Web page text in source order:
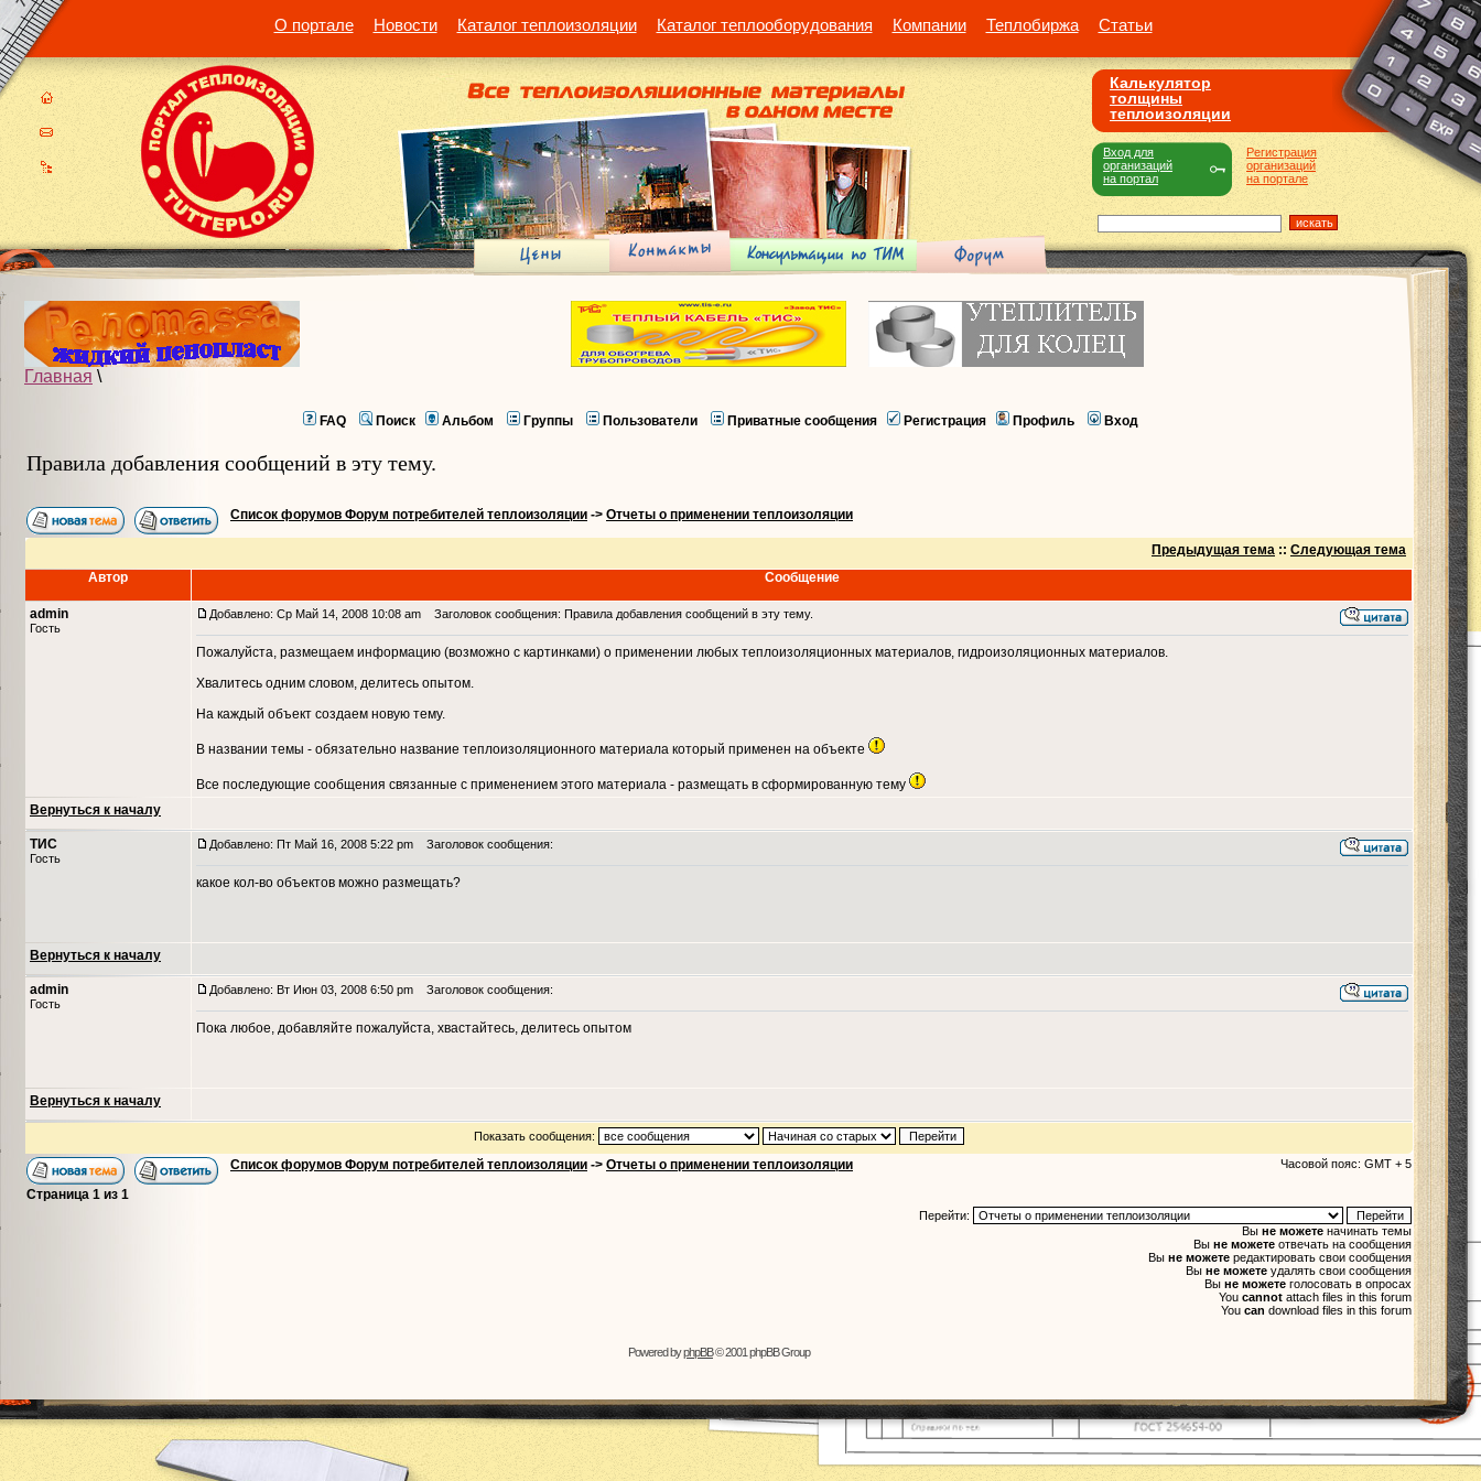
О портале Новости Каталог теплоизоляции Каталог теплооборудования Компании Теплобиржа Статьи
Калькулятор
толщины
теплоизоляции
Регистрация
организаций
на портале
Вход для
организаций
на портал
Главная \
FAQ Поиск Альбом Группы Пользователи Приватные сообщения Регистрация Профиль Вход
Правила добавления сообщений в эту тему.
Список форумов Форум потребителей теплоизоляции -> Отчеты о применении теплоизоляции
Предыдущая тема :: Следующая тема
Автор
Сообщение
admin
Гость
Добавлено: Ср Май 14, 2008 10:08 am Заголовок сообщения: Правила добавления сообщений в эту тему.
Пожалуйста, размещаем информацию (возможно с картинками) о применении любых теплоизоляционных материалов, гидроизоляционных материалов.
Хвалитесь одним словом, делитесь опытом.
На каждый объект создаем новую тему.
В названии темы - обязательно название теплоизоляционного материала который применен на объекте
Все последующие сообщения связанные с применением этого материала - размещать в сформированную тему
Вернуться к началу
ТИС
Гость
Добавлено: Пт Май 16, 2008 5:22 pm Заголовок сообщения:
какое кол-во объектов можно размещать?
Вернуться к началу
admin
Гость
Добавлено: Вт Июн 03, 2008 6:50 pm Заголовок сообщения:
Пока любое, добавляйте пожалуйста, хвастайтесь, делитесь опытом
Вернуться к началу
Показать сообщения:
Список форумов Форум потребителей теплоизоляции -> Отчеты о применении теплоизоляции Часовой пояс: GMT + 5
Страница 1 из 1
Перейти:
Вы не можете начинать темы
Вы не можете отвечать на сообщения
Вы не можете редактировать свои сообщения
Вы не можете удалять свои сообщения
Вы не можете голосовать в опросах
You cannot attach files in this forum
You can download files in this forum
Powered byphpBB© 2001 phpBB Group